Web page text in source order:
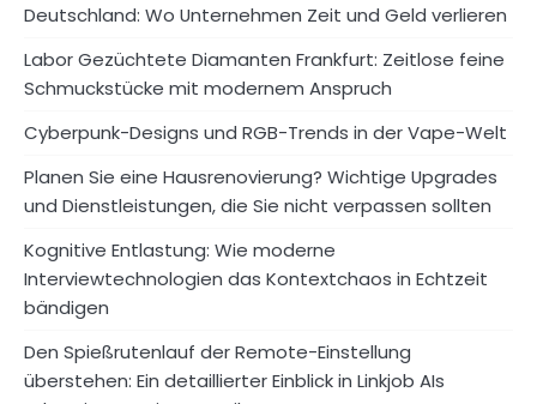
Deutschland: Wo Unternehmen Zeit und Geld verlieren
Labor Gezüchtete Diamanten Frankfurt: Zeitlose feine
Schmuckstücke mit modernem Anspruch
Cyberpunk-Designs und RGB-Trends in der Vape-Welt
Planen Sie eine Hausrenovierung? Wichtige Upgrades
und Dienstleistungen, die Sie nicht verpassen sollten
Kognitive Entlastung: Wie moderne
Interviewtechnologien das Kontextchaos in Echtzeit
bändigen
Den Spießrutenlauf der Remote-Einstellung
überstehen: Ein detaillierter Einblick in Linkjob AIs